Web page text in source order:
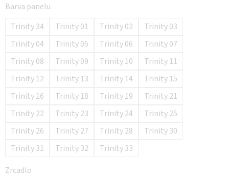
Barva panelu
Trinity 34
Trinity 01 Trinity 02
Trinity 03
Trinity 04
Trinity 05 Trinity 06
Trinity 07
Trinity 08
Trinity 09 Trinity 10
Trinity 11
Trinity 12
Trinity 13 Trinity 14
Trinity 15
Trinity 16
Trinity 18 Trinity 19
Trinity 21
Trinity 22
Trinity 23 Trinity 24
Trinity 25
Trinity 26
Trinity 27 Trinity 28
Trinity 30
Trinity 31
Trinity 32
Trinity 33
Zrcadlo